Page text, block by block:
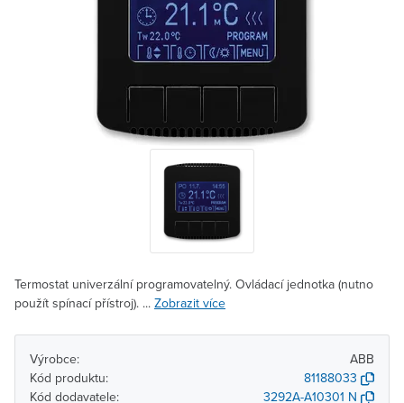
Termostat univerzální programovatelný. Ovládací jednotka (nutno
použít spínací přístroj). ... Zobrazit více
Výrobce:
ABB
Kód produktu:
81188033
Kód dodavatele:
3292A-A10301 N